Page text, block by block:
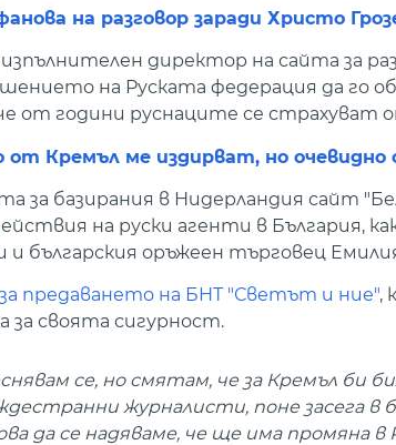
на разговор заради Христо
директор на сайта за
на Руската федерация да го
че от години руснаците се страхуват
от Кремъл ме издирват, но
за базирания в Нидерландия сайт
на руски агенти в България,
и българския оръжеен търговец
предаването на БНТ "Светът и ние",
за своята сигурност.
се, но смятам, че за Кремъл би
журналисти, поне засега в
да се надяваме, че ще има промяна в